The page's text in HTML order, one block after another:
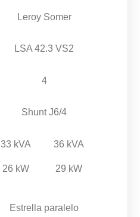
Leroy Somer
LSA 42.3 VS2
4
Shunt J6/4
33 kVA 36 kVA
26 kW 29 kW
Estrella paralelo